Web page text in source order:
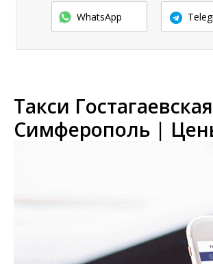
WhatsApp
Такси
Симферополь |